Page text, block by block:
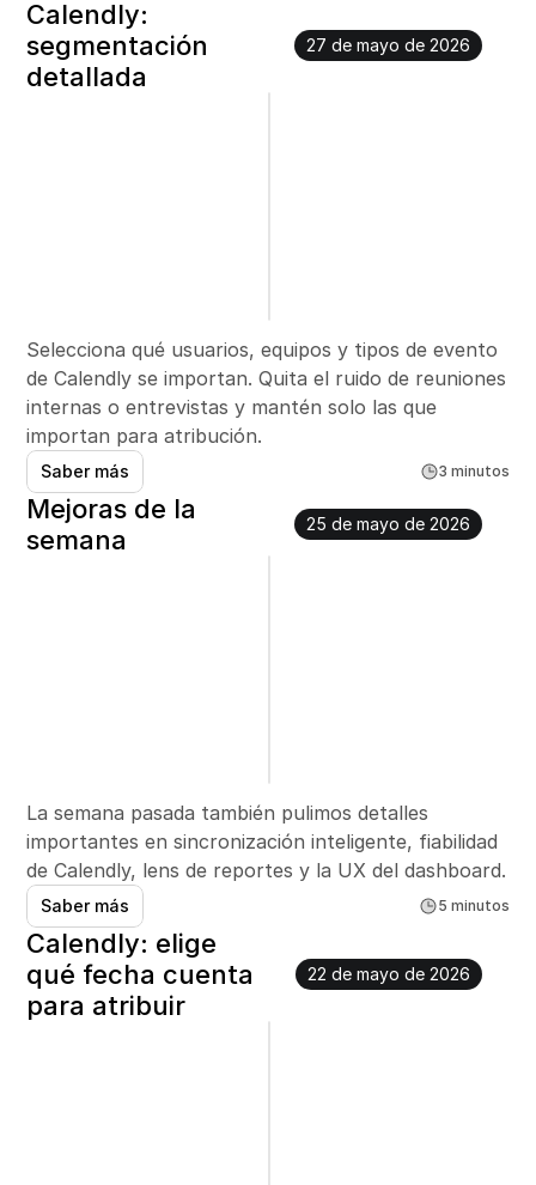
Calendly:
segmentación
detallada
27 de mayo de 2026
Selecciona qué usuarios, equipos y tipos de evento
de Calendly se importan. Quita el ruido de reuniones
internas o entrevistas y mantén solo las que
importan para atribución.
Saber más 3 minutos
Mejoras de la
semana
25 de mayo de 2026
La semana pasada también pulimos detalles
importantes en sincronización inteligente, fiabilidad
de Calendly, lens de reportes y la UX del dashboard.
Saber más 5 minutos
Calendly: elige
qué fecha cuenta
para atribuir
22 de mayo de 2026